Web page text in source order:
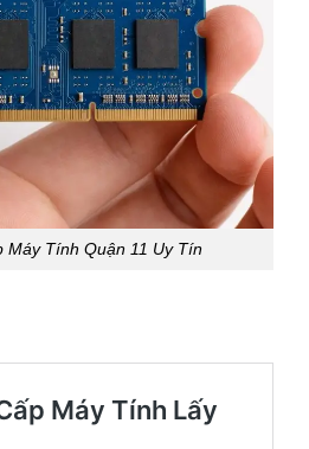
Máy Tính Quận 11 Uy Tín